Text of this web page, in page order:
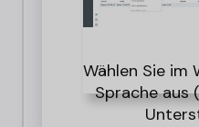
Wählen Sie im
Sprache aus